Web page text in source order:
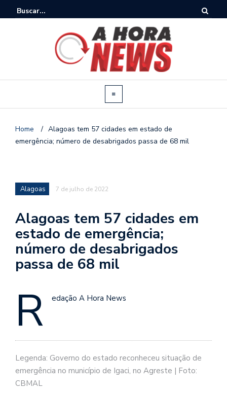
Home / Alagoas tem 57 cidades em estado de
emergência; número de desabrigados passa de 68 mil
Alagoas 7 de julho de 2022
Alagoas tem 57 cidades em
estado de emergência;
número de desabrigados
passa de 68 mil
R edação A Hora News
Legenda: Governo do estado reconheceu situação de
emergência no município de Igaci, no Agreste | Foto:
CBMAL